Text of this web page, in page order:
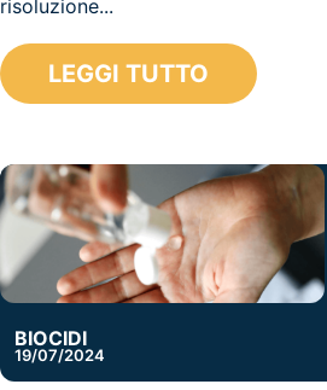
risoluzione...
LEGGI TUTTO
BIOCIDI
19/07/2024